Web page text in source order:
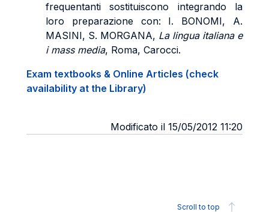
frequentanti sostituiscono integrando la
loro preparazione con: I. BONOMI, A.
MASINI, S. MORGANA, La lingua italiana e
i mass media, Roma, Carocci.
Exam textbooks & Online Articles (check
availability at the Library)
Modificato il 15/05/2012 11:20
Scroll to top